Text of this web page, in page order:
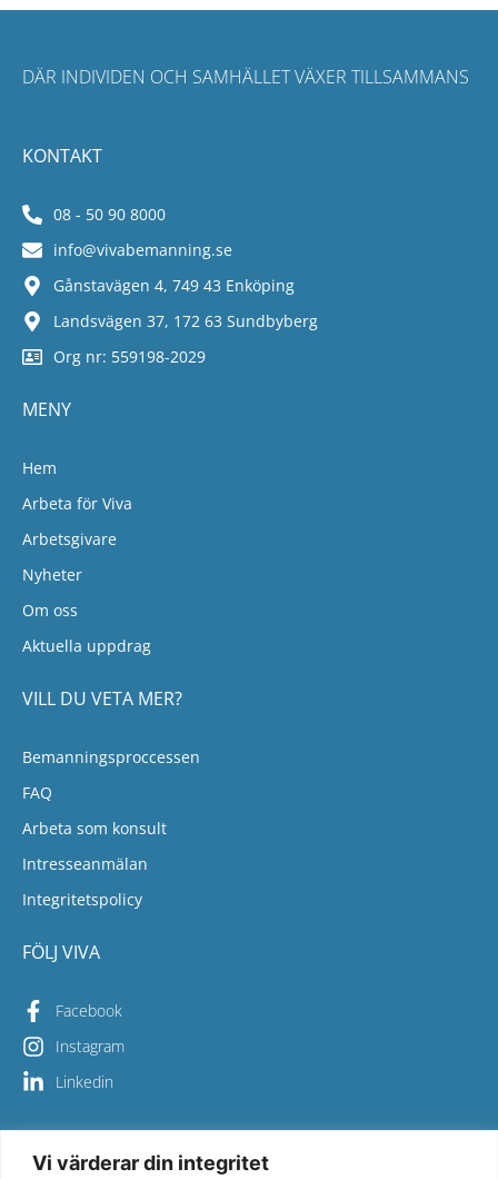
Vi värderar din integritet
DÄR INDIVIDEN OCH SAMHÄLLET VÄXER TILLSAMMANS
KONTAKT
08 - 50 90 8000
info@vivabemanning.se
Gånstavägen 4, 749 43 Enköping
Landsvägen 37, 172 63 Sundbyberg
Org nr: 559198-2029
MENY
Hem
Arbeta för Viva
Arbetsgivare
Nyheter
Om oss
Aktuella uppdrag
VILL DU VETA MER?
Bemanningsproccessen
FAQ
Arbeta som konsult
Intresseanmälan
Integritetspolicy
FÖLJ VIVA
Facebook
Instagram
Linkedin
Copyright © 2026 Viva Bemanning – All Rights Reserved